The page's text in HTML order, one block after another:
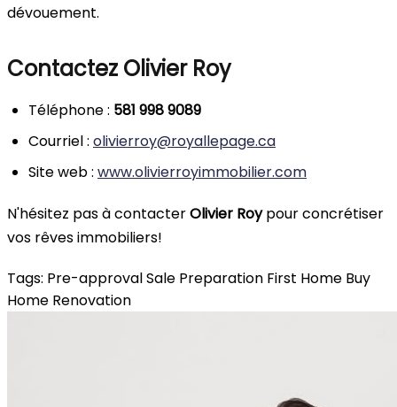
dévouement.
Contactez Olivier Roy
Téléphone : 581 998 9089
Courriel : olivierroy@royallepage.ca
Site web : www.olivierroyimmobilier.com
N'hésitez pas à contacterOlivier Roypour concrétiser
vos rêves immobiliers!
Tags: Pre-approvalSale Preparation First Home Buy
Home Renovation